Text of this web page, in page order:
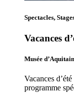
Spectacles,
Vacances
Musée
Vacances
programme